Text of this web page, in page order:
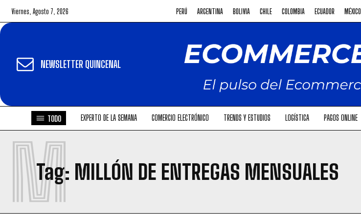
Viernes, Agosto 7, 2026 PERÚ ARGENTINA BOLIVIA CHILE COLOMBIA ECUADOR MÉXICO
NEWSLETTER QUINCENAL
TODO EXPERTO DE LA SEMANA COMERCIO ELECTRÓNICO TRENDS Y ESTUDIOS LOGÍSTICA PAGOS ONLINE
Tag: MILLÓN DE ENTREGAS MENSUALES
M